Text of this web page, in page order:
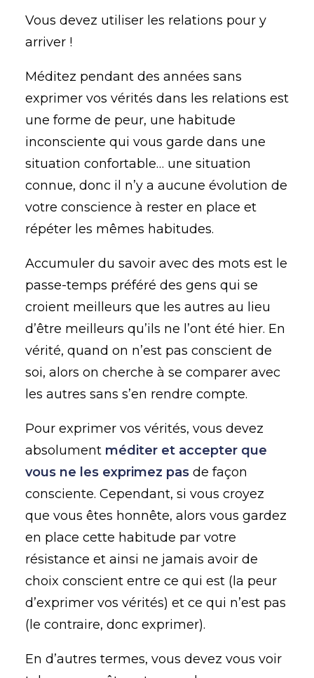
Vous devez utiliser les relations pour y
arriver !
Méditez pendant des années sans
exprimer vos vérités dans les relations est
une forme de peur, une habitude
inconsciente qui vous garde dans une
situation confortable… une situation
connue, donc il n’y a aucune évolution de
votre conscience à rester en place et
répéter les mêmes habitudes.
Accumuler du savoir avec des mots est le
passe-temps préféré des gens qui se
croient meilleurs que les autres au lieu
d’être meilleurs qu’ils ne l’ont été hier. En
vérité, quand on n’est pas conscient de
soi, alors on cherche à se comparer avec
les autres sans s’en rendre compte.
Pour exprimer vos vérités, vous devez
absolument méditer et accepter que
vous ne les exprimez pas de façon
consciente. Cependant, si vous croyez
que vous êtes honnête, alors vous gardez
en place cette habitude par votre
résistance et ainsi ne jamais avoir de
choix conscient entre ce qui est (la peur
d’exprimer vos vérités) et ce qui n’est pas
(le contraire, donc exprimer).
En d’autres termes, vous devez vous voir